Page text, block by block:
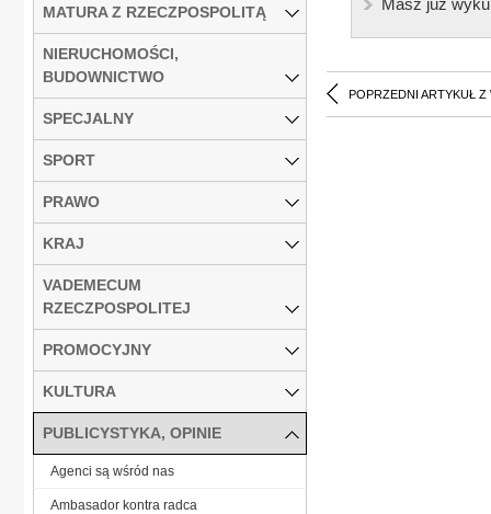
Masz już
POPRZEDNI ARTYKUŁ Z
MATURA Z RZECZPOSPOLITĄ
NIERUCHOMOŚCI,
BUDOWNICTWO
SPECJALNY
SPORT
PRAWO
KRAJ
VADEMECUM
RZECZPOSPOLITEJ
PROMOCYJNY
KULTURA
PUBLICYSTYKA, OPINIE
Agenci są wśród nas
Ambasador kontra radca